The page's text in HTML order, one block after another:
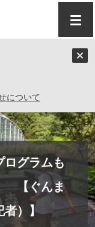
について
な「ぐんま昆虫の
者）】
ログラムも
【ぐんま
者）】